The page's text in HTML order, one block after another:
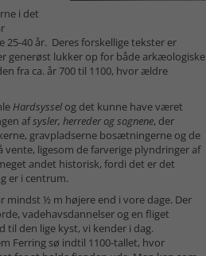
i det
40 år. Deres forskellige tekster er
generøst lukker op for både arkæologiske
fra ca. år 700 til 1100, hvor ældre
Hardsysselog det kunne have været
afsysler, herreder og sognene, der
gravpladserne bosætningerne og de
ligesom de farverige plyndringer af
andet historisk, fordi det er det
er i centrum.
mindst ½ m højere end i vore dage. Der
vadehavsdannelser og en fliget
til den lige kyst, vi kender i dag.
Ferring sø indtil 1100-tallet, hvor